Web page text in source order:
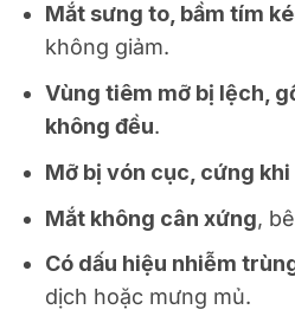
Mắt sưng to, bầm tím
không giảm.
Vùng tiêm mỡ bị lệch,
không đều.
Mỡ bị vón cục, cứng khi
Mắt không cân xứng,
Có dấu hiệu nhiễm
dịch hoặc mưng mủ.